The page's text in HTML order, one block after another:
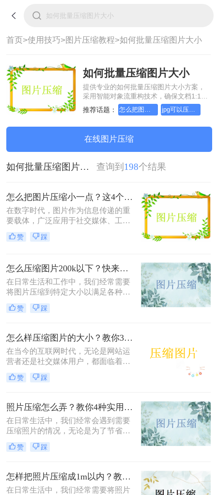
首页>使用技巧>图片压缩教程>如何批量压缩图片大小
如何批量压缩图片大小
提供专业的如何批量压缩图片大小方案，
采用智能对象流重构技术，确保文档1:1高
保真还原且排版不乱码。支持一键批量处
理，全链路 SSL 加密保障隐私安全。助您
装，高效办公。
推荐话题： 怎么把图片压缩小一点 jpg可以压缩小一点吗
在线图片压缩
如何批量压缩图片大小 查询到 198个结果
怎么把图片压缩小一点？这4个方法都可以！赶紧试试！
在数字时代，图片作为信息传递的重
要载体，广泛应用于社交媒体、工作
文档、在线购物等多个领域。然而，
高清图片往往伴随着庞大的文件体
率。无论是制作PPT、上传电商商品
图，还是发送邮件附件，压缩图片已
成为一项必备技能。那么怎么把图片
压缩小一点呢？本文从压缩效果、操
作难度、处理速度、隐私安全四个维
实际需求快速做出选择。
赞 踩
怎么压缩图片200k以下？快来试试这4种压缩方法!！
在日常生活和工作中，我们经常需要
将图片压缩到特定大小以满足各种需
求，比如上传至社交媒体、发送电子
邮件或存储到移动设备中。那么怎么
种将图片压缩到200K以下的实用方
法。
赞 踩
怎么样压缩图片的大小？教你3种实用方法！
在当今的互联网时代，无论是网站运
营者还是社交媒体用户，都面临着一
个共同的问题——怎么样压缩图片的
大小。较大的图片文件不仅会占用更
间延长，影响用户体验。本文将介绍
三种压缩图片大小的方法。
赞 踩
照片压缩怎么弄？教你4种实用方法！
在日常生活中，我们经常会遇到需要
压缩照片的情况，无论是为了节省存
储空间，还是为了加快图片上传和下
载的速度。那么照片压缩怎么弄呢？
法，帮助您轻松应对照片压缩的需
求。
赞 踩
怎样把照片压缩成1m以内？教你四种实用的压缩方法！
在日常生活中，我们经常需要将照片